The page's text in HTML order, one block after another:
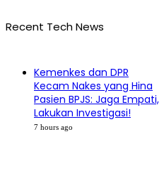
Recent Tech News
Kemenkes dan DPR
Kecam Nakes yang Hina
Pasien BPJS: Jaga Empati,
Lakukan Investigasi!
7 hours ago